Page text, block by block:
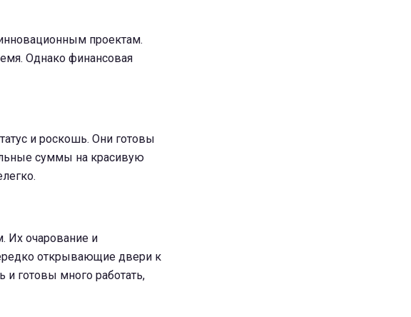
проектам.
Однако финансовая
и роскошь. Они готовы
суммы на красивую
Их очарование и
открывающие двери к
готовы много работать,